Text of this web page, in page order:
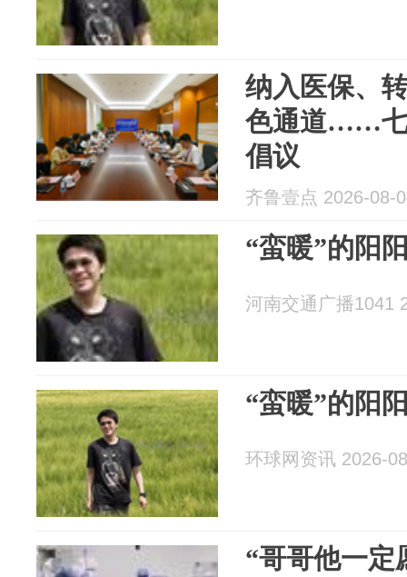
纳入医保、
色通道……七
倡议
齐鲁壹点 2026-08-
“蛮暖”的阳
河南交通广播1041
“蛮暖”的阳
环球网资讯 2026-
“哥哥他一定